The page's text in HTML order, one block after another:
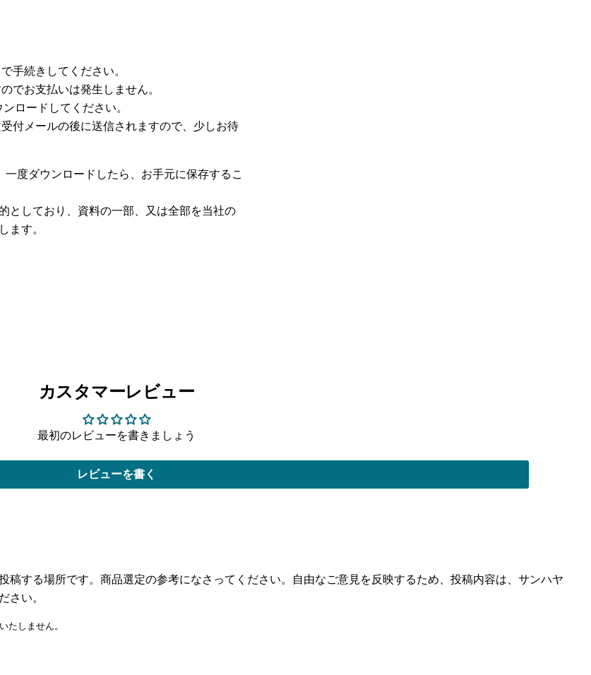
手続きしてください。
でお支払いは発生しません。
ロードしてください。
付メールの後に送信されますので、少しお待
度ダウンロードしたら、お手元に保存するこ
としており、資料の一部、又は全部を当社の
ます。
カスタマーレビュー
最初のレビューを書きましょう
レビューを書く
する場所です。商品選定の参考になさってください。自由なご意見を反映するため、投稿内容は、サンハヤ
さい。
たしません。